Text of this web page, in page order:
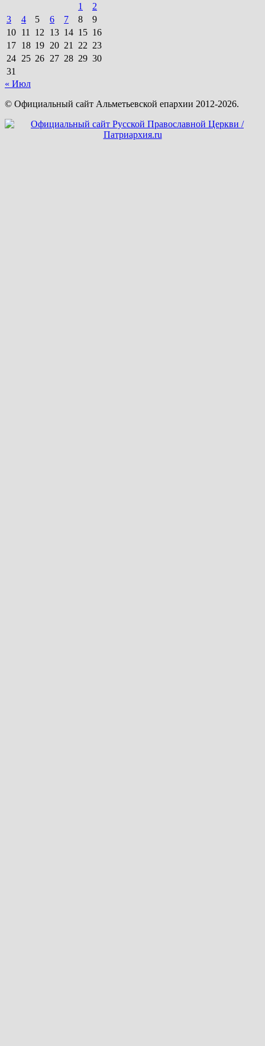
1
2
3
4 5 6 7 8
9
10 11 12 13 14 15 16
17 18 19 20 21 22 23
24 25 26 27 28 29 30
31
« Июл
© Официальный сайт Альметьевской епархии 2012-2026.